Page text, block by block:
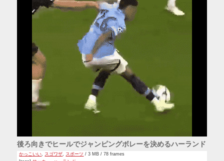
後ろ向きでヒールでジャンピングボレーを決めるハーランド
かっこいい, スゴワザ, スポーツ / 3 MB / 78 frames